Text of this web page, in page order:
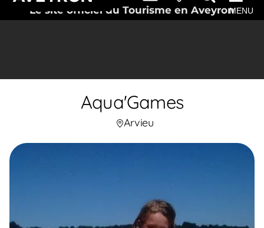
Le site officiel du Tourisme en AveyronMENU
Aqua'Games
Arvieu